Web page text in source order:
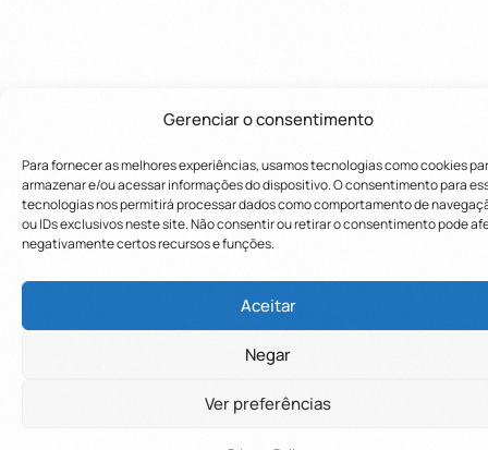
experiência, melhorar o desempenho, analisar
como você interage em nosso site e
Saiba mais
experiência, melhorar o desempenho, analisar
como você interage em nosso site e
Saiba mais
Gerenciar o consentimento
Para fornecer as melhores experiências, usamos tecnologias como cookies
armazenar e/ou acessar informações do dispositivo. O consentimento para
tecnologias nos permitirá processar dados como comportamento de
ou IDs exclusivos neste site. Não consentir ou retirar o consentimento pode
negativamente certos recursos e funções.
Aceitar
Negar
Ver preferências